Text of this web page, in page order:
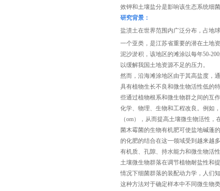
效钾和土壤盐分是影响该生态系统细
研究背景：
盐渍土在世界范围内广泛分布，占地
一个亚类，是江苏省重要的潜在土地
泥沙淤积，该地区的滩涂以每年50-
以缓解我国土地资源不足的压力。
然而，沿海滩涂地区由于其高盐度，
具有植物生长不良和微生物活性低的
些通过植物根系和微生物群之间的互
化学、物理、生物和工程改良。例如，
（om），从而提高土壤微生物活性
菌木霉菌的生物有机肥可使盐地碱蓬
的化肥的结合在这一领域受到越来越
有机质、孔隙、持水能力和微生物活
土壤微生物群落在调节植物耐盐性和
情况下细菌群落的装配动力学，人们
这种方法对于确定样本中不同微生物